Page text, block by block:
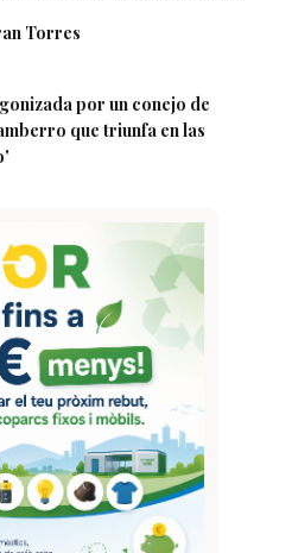
Torres
por un conejo de
que triunfa en las